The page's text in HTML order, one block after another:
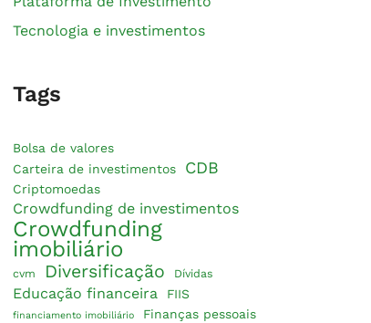
Tecnologia e investimentos
Tags
Bolsa de valores
Carteira de investimentos
CDB
Criptomoedas
Crowdfunding de investimentos
Crowdfunding
imobiliário
cvm Diversificação Dívidas
Educação financeira FIIS
financiamento imobiliário Finanças pessoais